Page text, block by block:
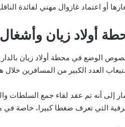
أو اعتماد غازوال مهني لفائدة
أولاد زيان وأشغال
الوضع في محطة أولاد زيان بالدار
العدد الكبير من المسافرين خلال
إلى أنه تم عقد لقاء جمع السلطات
التي تعرف ضغطا كبيرا، خاصة في